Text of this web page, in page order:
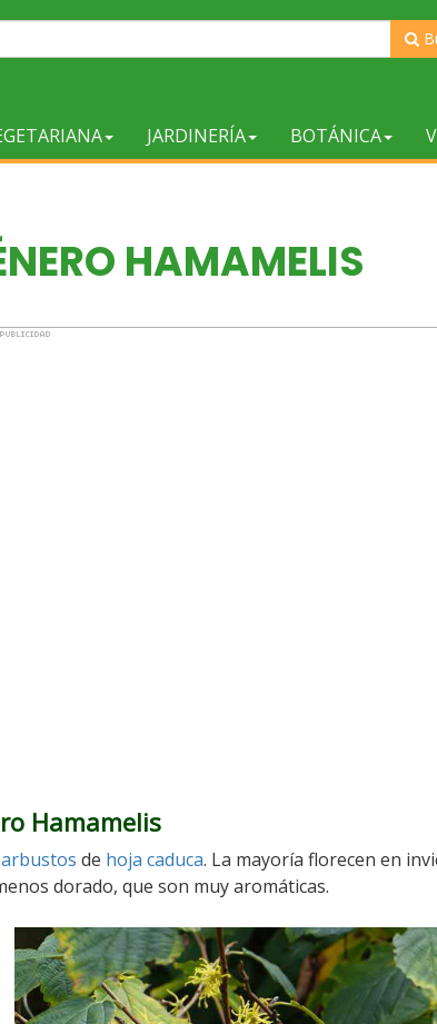
JARDINERÍA BOTÁNICA
HAMAMELIS
Hamamelis
arbustos de hoja caduca. La mayoría florecen en
dorado, que son muy aromáticas.